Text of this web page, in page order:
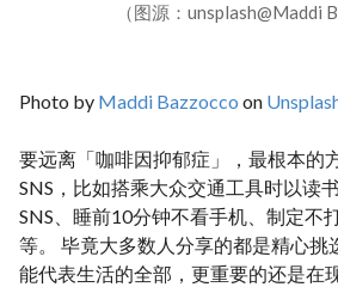
（图源：unsplash@Maddi
Photo by Maddi Bazzocco on
要远离「咖啡因抑郁症」，最根本的
SNS，比如搭乘大众交通工具时以读
SNS、睡前10分钟不看手机、制定不
等。 毕竟大多数人分享的都是精心挑
能代表生活的全部，更重要的还是在